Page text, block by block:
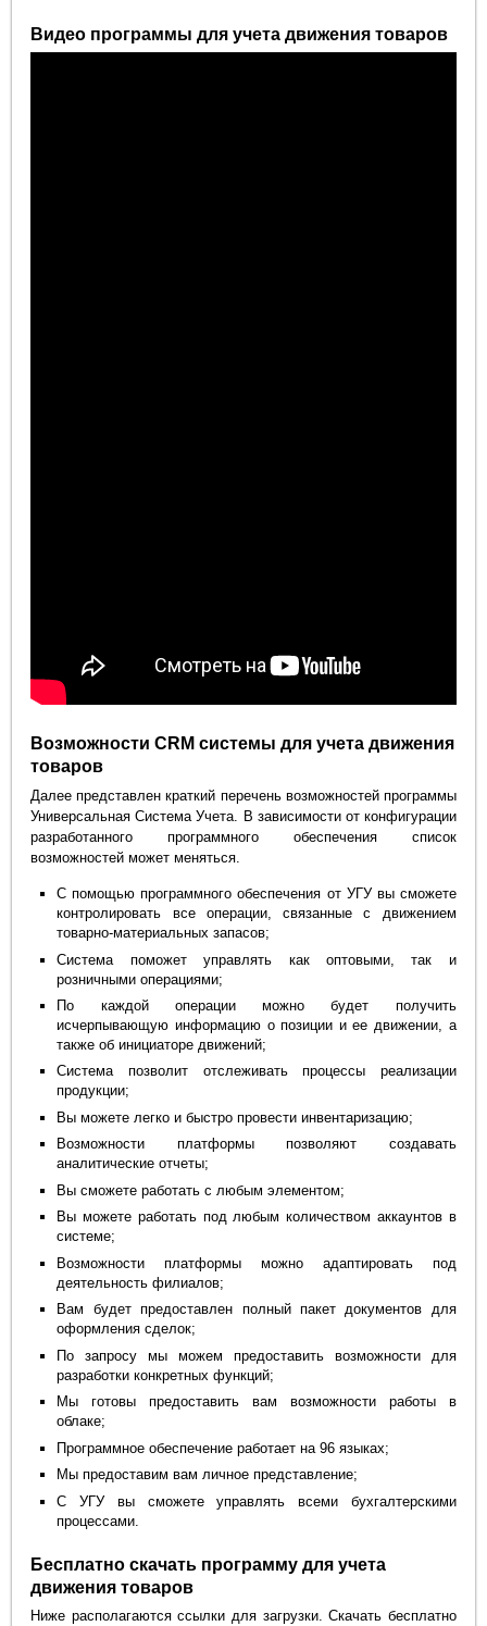
Видео программы для учета движения товаров
Возможности CRM системы для учета движения
товаров
Далее представлен краткий перечень возможностей программы
Универсальная Система Учета. В зависимости от конфигурации
разработанного программного обеспечения список
возможностей может меняться.
С помощью программного обеспечения от УГУ вы сможете
контролировать все операции, связанные с движением
товарно-материальных запасов;
Система поможет управлять как оптовыми, так и
розничными операциями;
По каждой операции можно будет получить
исчерпывающую информацию о позиции и ее движении, а
также об инициаторе движений;
Система позволит отслеживать процессы реализации
продукции;
Вы можете легко и быстро провести инвентаризацию;
Возможности платформы позволяют создавать
аналитические отчеты;
Вы сможете работать с любым элементом;
Вы можете работать под любым количеством аккаунтов в
системе;
Возможности платформы можно адаптировать под
деятельность филиалов;
Вам будет предоставлен полный пакет документов для
оформления сделок;
По запросу мы можем предоставить возможности для
разработки конкретных функций;
Мы готовы предоставить вам возможности работы в
облаке;
Программное обеспечение работает на 96 языках;
Мы предоставим вам личное представление;
С УГУ вы сможете управлять всеми бухгалтерскими
процессами.
Бесплатно скачать программу для учета
движения товаров
Ниже располагаются ссылки для загрузки. Скачать бесплатно